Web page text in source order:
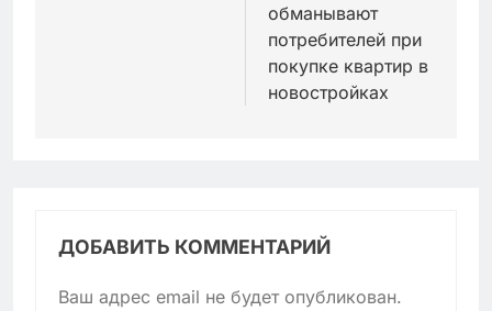
обманывают
потребителей при
покупке квартир в
новостройках
ДОБАВИТЬ КОММЕНТАРИЙ
Ваш адрес email не будет опубликован.